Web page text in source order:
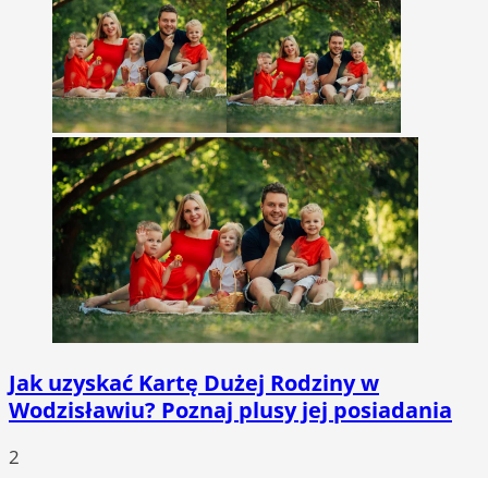
Jak uzyskać Kartę Dużej Rodziny w
Wodzisławiu? Poznaj plusy jej posiadania
2